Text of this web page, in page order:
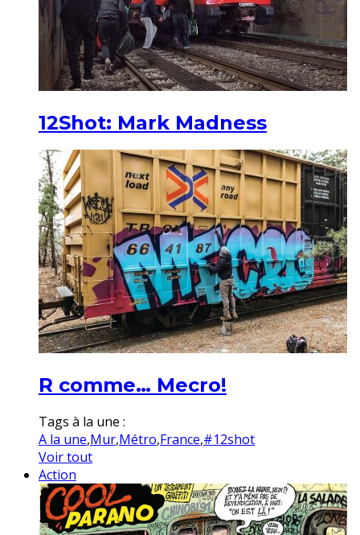
12Shot: Mark Madness
R comme… Mecro!
Tags à la une :
A la une,Mur,Métro,France,#12shot
Voir tout
Action